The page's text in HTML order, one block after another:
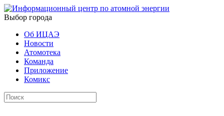
Выбор города
Об ИЦАЭ
Новости
Атомотека
Команда
Приложение
Комикс